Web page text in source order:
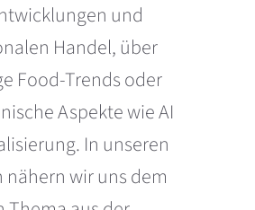
und
Handel, über
Food-Trends oder
Aspekte wie AI
In unseren
nähern wir uns dem